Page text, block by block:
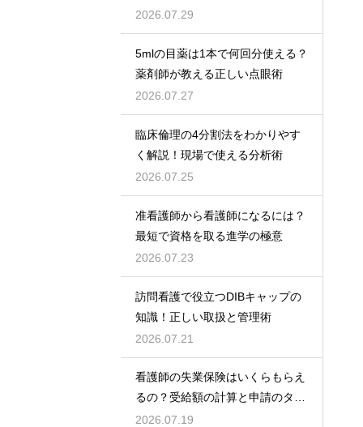
2026.07.29
5mlの目薬は1本で何回分使える？
薬剤師が教える正しい点眼術
2026.07.27
臨床倫理の4分割法をわかりやす
く解説！現場で使える分析術
2026.07.25
准看護師から看護師になるには？
最短で資格を取る進学の極意
2026.07.23
訪問看護で役立つDIBキャップの
知識！正しい取扱と管理術
2026.07.21
看護師の失業保険はいくらもらえ
るの？受給額の計算と申請のタイ
ミング
2026.07.19